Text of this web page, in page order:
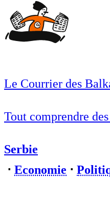
Le Courrier des
Tout comprendre
Serbie
⋅ Economie ⋅